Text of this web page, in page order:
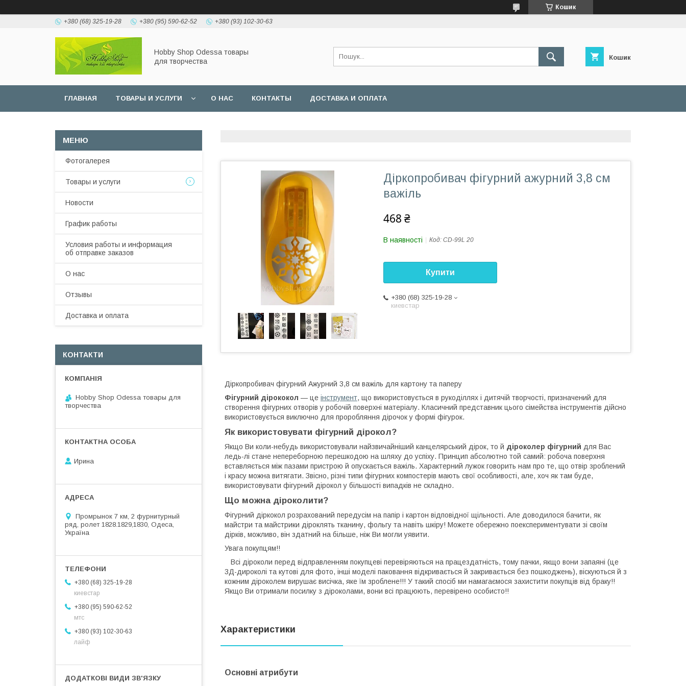
Кошик
+380 (68) 325-19-28 +380 (95) 590-62-52 +380 (93) 102-30-63
Hobbу Shop Odessa товары
для творчества
Кошик
ГЛАВНАЯ ТОВАРЫ И УСЛУГИ О НАС КОНТАКТЫ ДОСТАВКА И ОПЛАТА
Діркопробивач фігурний ажурний 3,8 см
важіль
468 ₴
В наявності Код: CD-99L 20
Купити
+380 (68) 325-19-28
киевстар
Діркопробивач фігурний Ажурний 3,8 см важіль для картону та паперу
Фігурний дірококол — це інструмент, що використовується в рукоділлях і дитячій творчості, призначений для
створення фігурних отворів у робочій поверхні матеріалу. Класичний представник цього сімейства інструментів дійсно
використовується виключно для проробляння дірочок у формі фігурок.
Як використовувати фігурний дірокол?
Якщо Ви коли-небудь використовували найзвичайніший канцелярський дірок, то й діроколер фігурний для Вас
ледь-лі стане непереборною перешкодою на шляху до успіху. Принцип абсолютно той самий: робоча поверхня
вставляється між пазами пристрою й опускається важіль. Характерний лужок говорить нам про те, що отвір зроблений
і красу можна витягати. Звісно, різні типи фігурних компостерів мають свої особливості, але, хоч як там буде,
використовувати фігурний дірокол у більшості випадків не складно.
Що можна діроколити?
Фігурний діркокол розрахований передусім на папір і картон відповідної щільності. Але доводилося бачити, як
майстри та майстрики діроклять тканину, фольгу та навіть шкіру! Можете обережно поекспериментувати зі своїм
дірків, можливо, він здатний на більше, ніж Ви могли уявити.
Увага покупцям!!
Всі діроколи перед відправленням покупцеві перевіряються на працездатність, тому пачки, якщо вони запаяні (це
3Д-дироколі та кутові для фото, інші моделі паковання відкривається й закривається без пошкоджень), віскуються й з
кожним діроколем вирушає висічка, яке їм зроблене!!! У такий спосіб ми намагаємося захистити покупців від браку!!
Якщо Ви отримали посилку з діроколами, вони всі працюють, перевірено особисто!!
Характеристики
Основні атрибути
Фотогалерея
Товары и услуги
Новости
График работы
Условия работы и информация
об отправке заказов
О нас
Отзывы
Доставка и оплата
КОНТАКТИ
Hobby Shop Odessa товары для
творчества
Ирина
Промрынок 7 км, 2 фурнитурный
ряд, ролет 1828.1829,1830, Одеса,
Україна
+380 (68) 325-19-28
киевстар
+380 (95) 590-62-52
мтс
+380 (93) 102-30-63
лайф